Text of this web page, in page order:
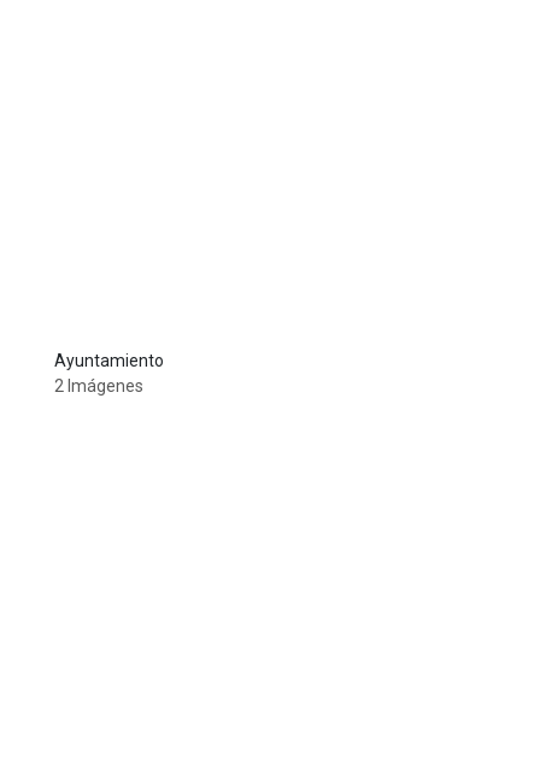
Ayuntamiento
2 Imágenes